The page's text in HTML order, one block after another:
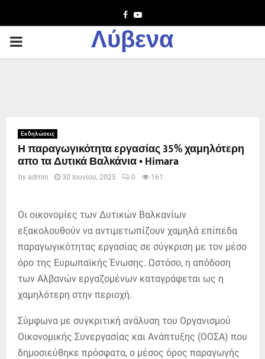
Facebook
Youtube
PRIMARY
Λύβενα
Εκδηλώσεις
Η παραγωγικότητα εργασίας 35% χαμηλότερη
απο τα Δυτικά Βαλκάνια • Himara
by admin 30 Ιουνίου, 2025 0 161
Οι οικονομίες των Δυτικών Βαλκανίων
εξακολουθούν να αντιμετωπίζουν χαμηλά επίπεδα
παραγωγικότητας εργασίας σε σύγκριση με τον μέσο
όρο της Ευρωπαϊκής Ένωσης. Ωστόσο, η απόδοση
των Αλβανών εργαζομένων καταγράφεται ως η
χαμηλότερη στην περιοχή.
Σύμφωνα με συγκριτική ανάλυση του Οργανισμού
Οικονομικής Συνεργασίας και Ανάπτυξης (ΟΟΣΑ) που
δημοσιεύθηκε πρόσφατα, ο μέσος όρος παραγωγής